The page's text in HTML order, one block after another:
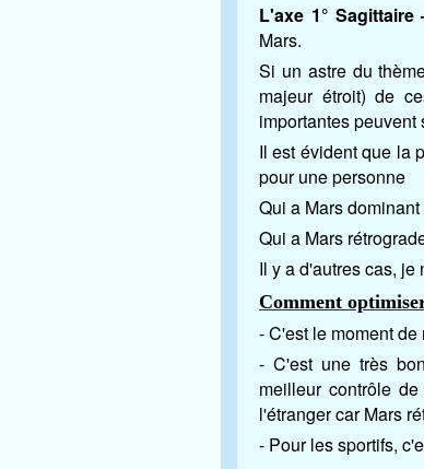
L'axe 1° Sagittaire
Mars.
Si un astre du
majeur étroit) de
importantes peuvent
Il est évident que la
pour une personne
Qui a Mars
Qui a Mars
Il y a d'autres cas, je
Comment
- C'est le moment
- C'est une très
meilleur contrôle
l'étranger car Mars
- Pour les sportifs,